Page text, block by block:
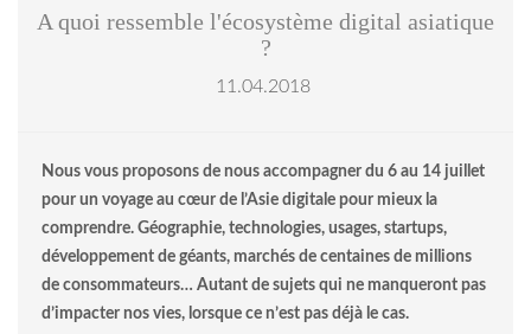
A quoi ressemble l'écosystème digital asiatique
?
11.04.2018
Nous vous proposons de nous accompagner du 6 au 14 juillet
pour un voyage au cœur de l’Asie digitale pour mieux la
comprendre. Géographie, technologies, usages, startups,
développement de géants, marchés de centaines de millions
de consommateurs… Autant de sujets qui ne manqueront pas
d’impacter nos vies, lorsque ce n’est pas déjà le cas.